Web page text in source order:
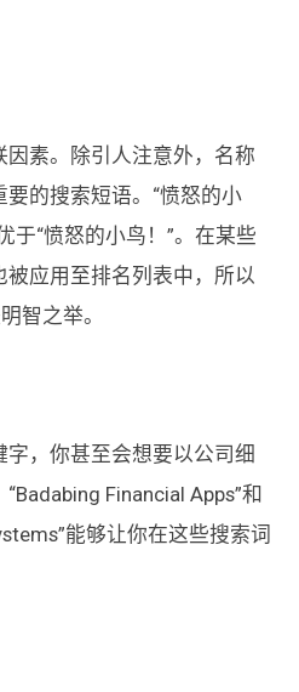
素。除引人注意外，名称
的搜索短语。“愤怒的小
于“愤怒的小鸟！”。在某些
应用至排名列表中，所以
智之举。
，你甚至会想要以公司细
Financial Apps”和
能够让你在这些搜索词